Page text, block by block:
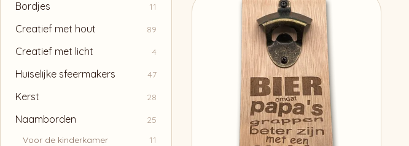
Bordjes 11
Creatief met hout 89
Creatief met licht 4
Huiselijke sfeermakers 47
Kerst 28
Naamborden
25
Voor de kinderkamer
11